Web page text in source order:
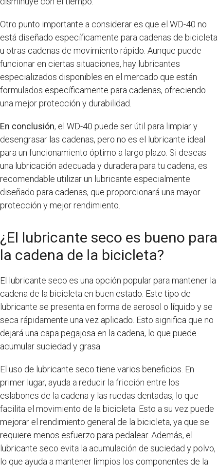
Otro punto importante a considerar es que el WD-40 no
está diseñado específicamente para cadenas de bicicleta
u otras cadenas de movimiento rápido. Aunque puede
funcionar en ciertas situaciones, hay lubricantes
especializados disponibles en el mercado que están
formulados específicamente para cadenas, ofreciendo
una mejor protección y durabilidad.
En conclusión, el WD-40 puede ser útil para limpiar y
desengrasar las cadenas, pero no es el lubricante ideal
para un funcionamiento óptimo a largo plazo. Si deseas
una lubricación adecuada y duradera para tu cadena, es
recomendable utilizar un lubricante especialmente
diseñado para cadenas, que proporcionará una mayor
protección y mejor rendimiento.
¿El lubricante seco es bueno para
la cadena de la bicicleta?
El lubricante seco es una opción popular para mantener la
cadena de la bicicleta en buen estado. Este tipo de
lubricante se presenta en forma de aerosol o líquido y se
seca rápidamente una vez aplicado. Esto significa que no
dejará una capa pegajosa en la cadena, lo que puede
acumular suciedad y grasa.
El uso de lubricante seco tiene varios beneficios. En
primer lugar, ayuda a reducir la fricción entre los
eslabones de la cadena y las ruedas dentadas, lo que
facilita el movimiento de la bicicleta. Esto a su vez puede
mejorar el rendimiento general de la bicicleta, ya que se
requiere menos esfuerzo para pedalear. Además, el
lubricante seco evita la acumulación de suciedad y polvo,
lo que ayuda a mantener limpios los componentes de la